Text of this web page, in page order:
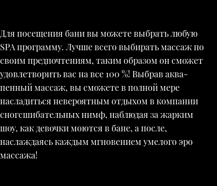
Для посещения бани вы можете выбрать любую
SPA программу. Лучше всего выбирать массаж по
своим предпочтениям, таким образом он сможет
удовлетворить вас на все 100 %! Выбрав аква-
пенный массаж, вы сможете в полной мере
насладиться невероятным отдыхом в компании
сногсшибательных нимф, наблюдая за жарким
шоу, как девочки моются в бане, а после,
наслаждаясь каждым мгновением умелого эро
массажа!